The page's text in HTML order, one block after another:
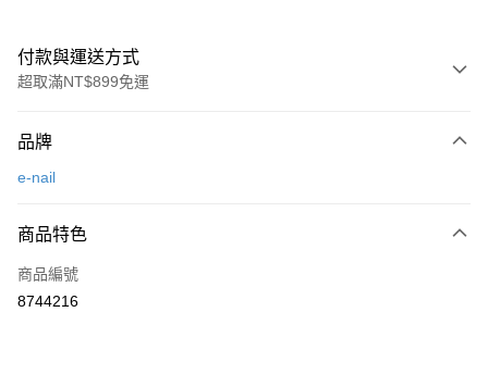
付款與運送方式
超取滿NT$899免運
信用卡一次付款
Apple Pay
街口支付
品牌
e-nail
商品特色
商品編號
8744216